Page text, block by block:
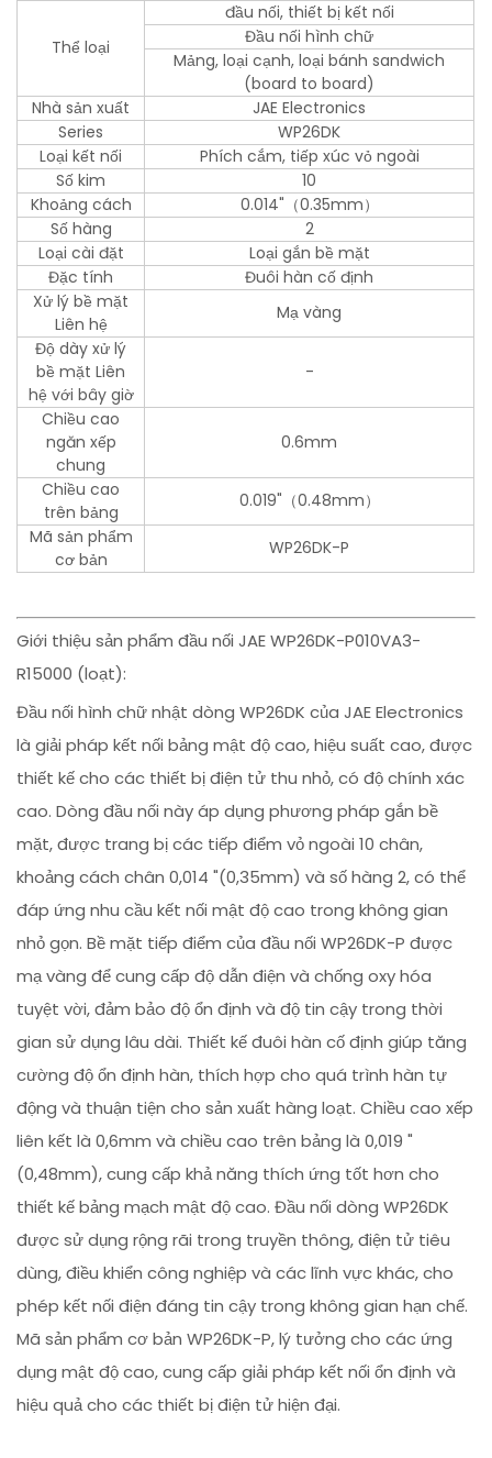
Thể loại
đầu nối, thiết bị kết nối
Đầu nối hình chữ
Mảng, loại cạnh, loại bánh sandwich
(board to board)
Nhà sản xuất
JAE Electronics
Series
WP26DK
Loại kết nối
Phích cắm, tiếp xúc vỏ ngoài
Số kim
10
Khoảng cách
0.014"（0.35mm）
Số hàng
2
Loại cài đặt
Loại gắn bề mặt
Đặc tính
Đuôi hàn cố định
Xử lý bề mặt
Liên hệ
Mạ vàng
Độ dày xử lý
bề mặt Liên
hệ với bây giờ
-
Chiều cao
ngăn xếp
chung
0.6mm
Chiều cao
trên bảng
0.019"（0.48mm）
Mã sản phẩm
cơ bản
WP26DK-P
Giới thiệu sản phẩm đầu nối JAE WP26DK-P010VA3-
R15000 (loạt):
Đầu nối hình chữ nhật dòng WP26DK của JAE Electronics
là giải pháp kết nối bảng mật độ cao, hiệu suất cao, được
thiết kế cho các thiết bị điện tử thu nhỏ, có độ chính xác
cao. Dòng đầu nối này áp dụng phương pháp gắn bề
mặt, được trang bị các tiếp điểm vỏ ngoài 10 chân,
khoảng cách chân 0,014 "(0,35mm) và số hàng 2, có thể
đáp ứng nhu cầu kết nối mật độ cao trong không gian
nhỏ gọn. Bề mặt tiếp điểm của đầu nối WP26DK-P được
mạ vàng để cung cấp độ dẫn điện và chống oxy hóa
tuyệt vời, đảm bảo độ ổn định và độ tin cậy trong thời
gian sử dụng lâu dài. Thiết kế đuôi hàn cố định giúp tăng
cường độ ổn định hàn, thích hợp cho quá trình hàn tự
động và thuận tiện cho sản xuất hàng loạt. Chiều cao xếp
liên kết là 0,6mm và chiều cao trên bảng là 0,019 "
(0,48mm), cung cấp khả năng thích ứng tốt hơn cho
thiết kế bảng mạch mật độ cao. Đầu nối dòng WP26DK
được sử dụng rộng rãi trong truyền thông, điện tử tiêu
dùng, điều khiển công nghiệp và các lĩnh vực khác, cho
phép kết nối điện đáng tin cậy trong không gian hạn chế.
Mã sản phẩm cơ bản WP26DK-P, lý tưởng cho các ứng
dụng mật độ cao, cung cấp giải pháp kết nối ổn định và
hiệu quả cho các thiết bị điện tử hiện đại.